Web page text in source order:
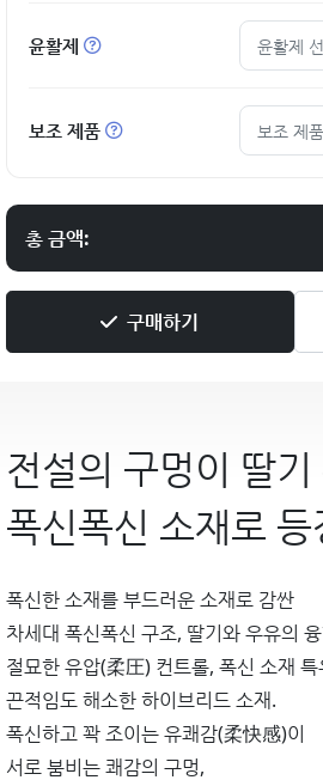
윤활제 윤활제
보조 제품 보조 제
총 금액:
구매하기
전설의 구멍이 딸
폭신폭신 소재로
폭신한 소재를 부드러운 소재로 감싼
차세대 폭신폭신 구조, 딸기와 우유의
절묘한 유압(柔圧) 컨트롤, 폭신 소재
끈적임도 해소한 하이브리드 소재.
폭신하고 꽉 조이는 유쾌감(柔快感)이
서로 붐비는 쾌감의 구멍,